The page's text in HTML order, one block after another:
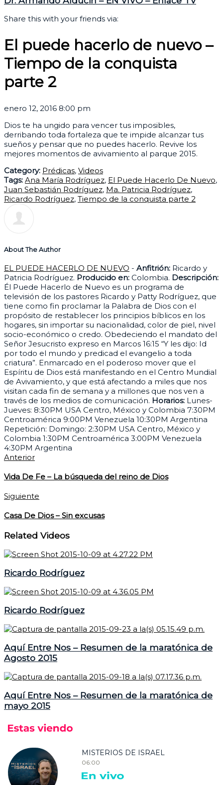
Share this with your friends via:
El puede hacerlo de nuevo –
Tiempo de la conquista
parte 2
enero 12, 2016 8:00 pm
Dios te ha ungido para vencer tus imposibles,
derribando toda fortaleza que te impide alcanzar tus
sueños y pensar que no puedes hacerlo. Revive los
mejores momentos de avivamiento al parque 2015.
Category: Prédicas, Videos
Tags: Ana María Rodríguez, El Puede Hacerlo De Nuevo,
Juan Sebastián Rodríguez, Ma. Patricia Rodríguez,
Ricardo Rodríguez, Tiempo de la conquista parte 2
About The Author
EL PUEDE HACERLO DE NUEVO - Anfitrión: Ricardo y
Patricia Rodríguez. Producido en: Colombia. Descripción:
Él Puede Hacerlo de Nuevo es un programa de
televisión de los pastores Ricardo y Patty Rodríguez, que
tiene como fin proclamar la Palabra de Dios con el
propósito de restablecer los principios bíblicos en los
hogares, sin importar su nacionalidad, color de piel, nivel
socio-económico o credo. Obedeciendo el mandato del
Señor Jesucristo expreso en Marcos 16:15 “Y les dijo: Id
por todo el mundo y predicad el evangelio a toda
criatura”. Enmarcado en el poderoso mover que el
Espíritu de Dios está manifestando en el Centro Mundial
de Avivamiento, y que está afectando a miles que nos
visitan cada fin de semana y a millones que nos ven a
través de los medios de comunicación. Horarios: Lunes-
Jueves: 8:30PM USA Centro, México y Colombia 7:30PM
Centroamérica 9:00PM Venezuela 10:30PM Argentina
Repetición: Domingo: 2:30PM USA Centro, México y
Colombia 1:30PM Centroamérica 3:00PM Venezuela
4:30PM Argentina
Anterior
Vida De Fe – La búsqueda del reino de Dios
Siguiente
Casa De Dios – Sin excusas
Related Videos
Ricardo Rodríguez
Ricardo Rodríguez
Aquí Entre Nos – Resumen de la maratónica de
Agosto 2015
Aquí Entre Nos – Resumen de la maratónica de
mayo 2015